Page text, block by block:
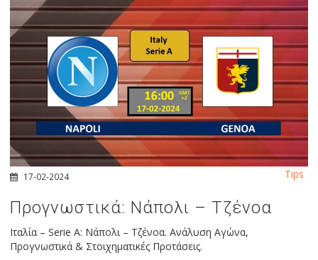
17-02-2024
Προγνωστικά: Νάπολι – Τζένοα
Ιταλία – Serie A: Νάπολι – Τζένοα. Ανάλυση Αγώνα,
Προγνωστικά & Στοιχηματικές Προτάσεις.
Tips